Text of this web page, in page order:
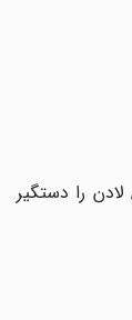
و بن لادن را دستگیر